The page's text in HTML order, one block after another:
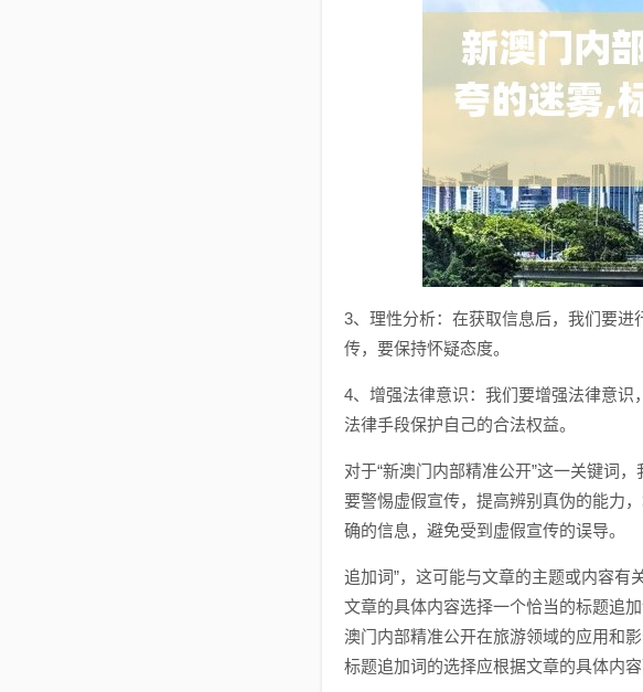
3、理性分析：在获取信息后，我们要
传，要保持怀疑态度。
4、增强法律意识：我们要增强法律意
法律手段保护自己的合法权益。
对于“新澳门内部精准公开”这一关键词
要警惕虚假宣传，提高辨别真伪的能力
确的信息，避免受到虚假宣传的误导。
追加词”，这可能与文章的主题或内容有
文章的具体内容选择一个恰当的标题追
澳门内部精准公开在旅游领域的应用和
标题追加词的选择应根据文章的具体内